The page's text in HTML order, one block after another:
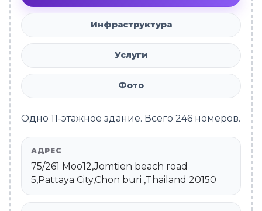
Инфраструктура
Услуги
Фото
Одно 11-этажное здание. Всего 246 номеров.
АДРЕС
75/261 Moo12,Jomtien beach road
5,Pattaya City,Chon buri ,Thailand 20150